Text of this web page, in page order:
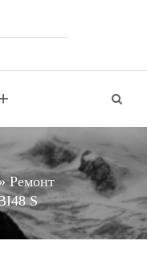
Ремонт
S